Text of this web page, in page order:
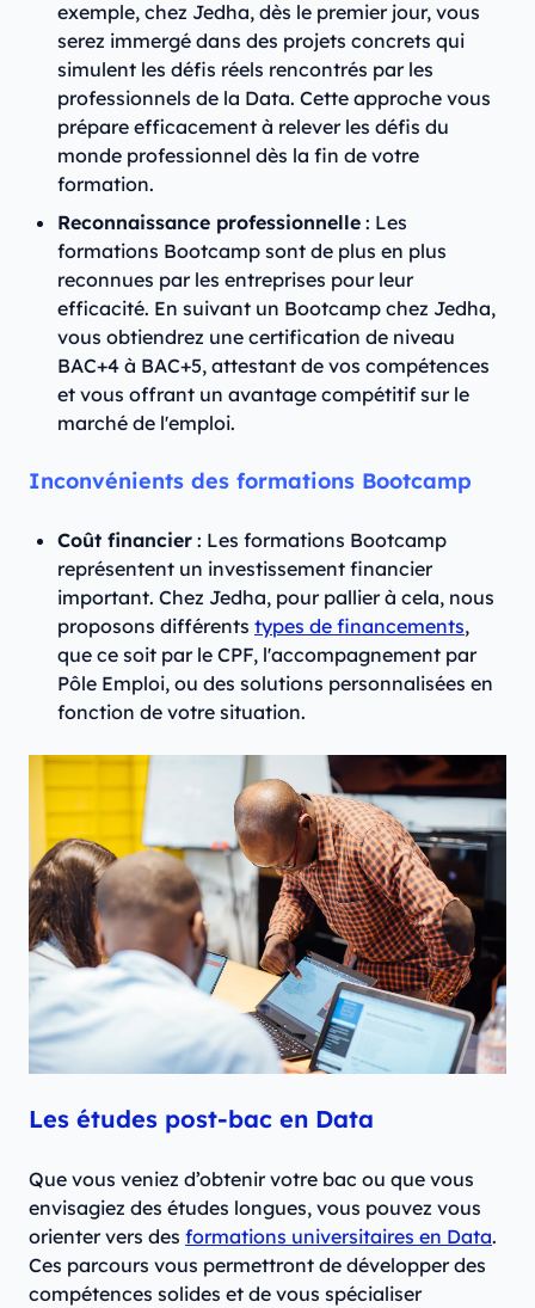
exemple, chez Jedha, dès le premier jour, vous
serez immergé dans des projets concrets qui
simulent les défis réels rencontrés par les
professionnels de la Data. Cette approche vous
prépare efficacement à relever les défis du
monde professionnel dès la fin de votre
formation.
Reconnaissance professionnelle : Les
formations Bootcamp sont de plus en plus
reconnues par les entreprises pour leur
efficacité. En suivant un Bootcamp chez Jedha,
vous obtiendrez une certification de niveau
BAC+4 à BAC+5, attestant de vos compétences
et vous offrant un avantage compétitif sur le
marché de l'emploi.
Inconvénients des formations Bootcamp
Coût financier : Les formations Bootcamp
représentent un investissement financier
important. Chez Jedha, pour pallier à cela, nous
proposons différents types de financements,
que ce soit par le CPF, l'accompagnement par
Pôle Emploi, ou des solutions personnalisées en
fonction de votre situation.
Les études post-bac en Data
Que vous veniez d’obtenir votre bac ou que vous
envisagiez des études longues, vous pouvez vous
orienter vers des formations universitaires en Data.
Ces parcours vous permettront de développer des
compétences solides et de vous spécialiser